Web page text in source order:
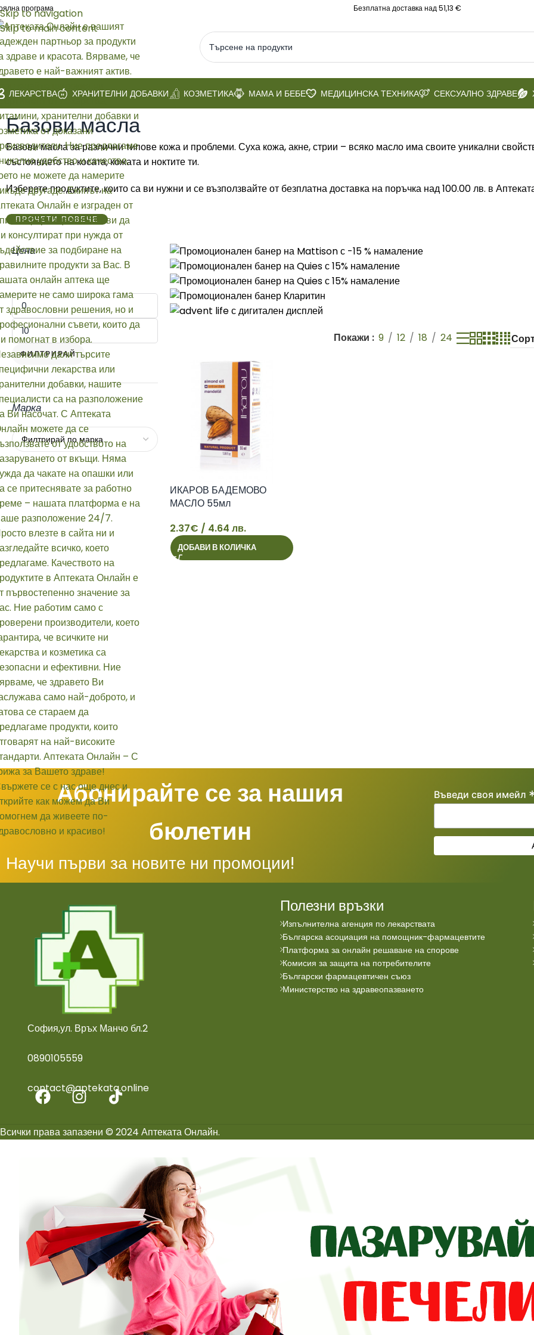
Skip to navigation
Skip to main content
програма Безплатна доставка над 51,13 €
ЛЕКАРСТВА ХРАНИТЕЛНИ ДОБАВКИ КОЗМЕТИКА МАМА И БЕБЕ МЕДИЦИНСКА ТЕХНИКА СЕКСУАЛНО ЗДРАВЕ
Базови масла
Базови масла за различни типове кожа и проблеми. Суха кожа, акне, стрии – всяко масло има своите уникални
състоянието на косата, кожата и ноктите ти.
Изберете продуктите, които са ви нужни и се възползвайте от безплатна доставка на поръчка над 100.00 лв. в
ПРОЧЕТИ ПОВЕЧЕ
Цена
ФИЛТРИРАЙ
Марка
Покажи 9 12 18 24
ИКАРОВ БАДЕМОВО
МАСЛО 55мл
2.37€ / 4.64 лв.
ДОБАВИ В КОЛИЧКА
Абонирайте се за нашия
бюлетин
Научи първи за новите ни промоции!
Въведи своя имейл
София,ул. Връх Манчо бл.2
0890105559
contact@aptekata.online
Полезни връзки
Изпълнителна агенция по лекарствата
Българска асоциация на помощник-фармацевтите
Платформа за онлайн решаване на спорове
Комисия за защита на потребителите
Български фармацевтичен съюз
Министерство на здравеопазването
Всички права запазени © 2024 Аптеката Онлайн.